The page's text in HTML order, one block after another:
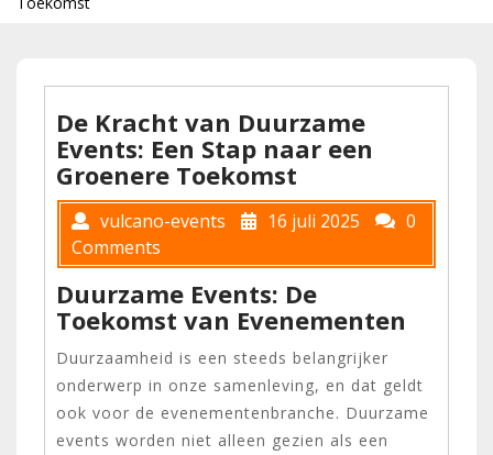
De Kracht van Duurzame
Events: Een Stap naar een
Groenere Toekomst
vulcano-events 16 juli 2025
0
Comments
Duurzame Events: De
Toekomst van Evenementen
Duurzaamheid is een steeds belangrijker
onderwerp in onze samenleving, en dat geldt
ook voor de evenementenbranche. Duurzame
events worden niet alleen gezien als een